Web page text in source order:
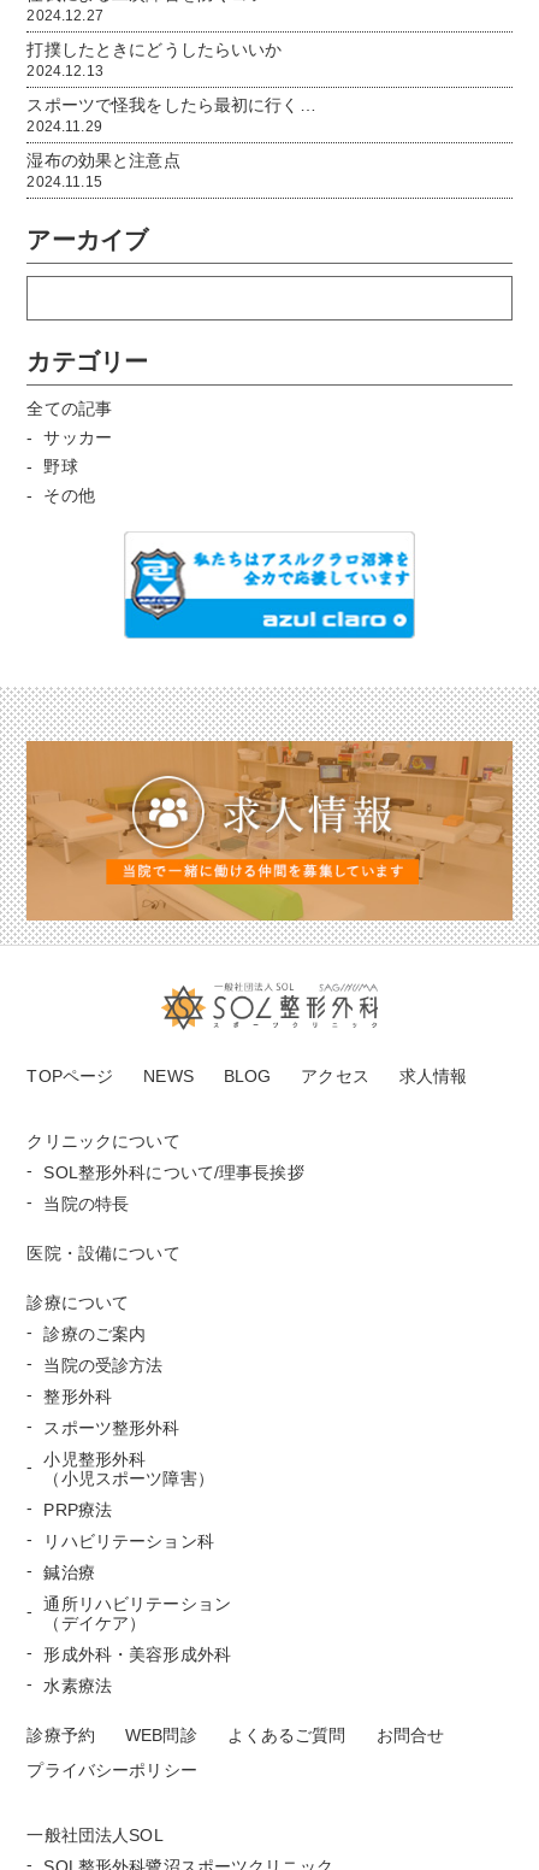
2024.12.27
打撲したときにどうしたらいいか
2024.12.13
スポーツで怪我をしたら最初に行く…
2024.11.29
湿布の効果と注意点
2024.11.15
アーカイブ
カテゴリー
全ての記事
サッカー
野球
その他
TOPページ NEWS BLOG アクセス 求人情報
クリニックについて
SOL整形外科について/理事長挨拶
当院の特長
医院・設備について
診療について
診療のご案内
当院の受診方法
整形外科
スポーツ整形外科
小児整形外科
（小児スポーツ障害）
PRP療法
リハビリテーション科
鍼治療
通所リハビリテーション
（デイケア）
形成外科・美容形成外科
水素療法
診療予約 WEB問診 よくあるご質問
お問合せ
プライバシーポリシー
一般社団法人SOL